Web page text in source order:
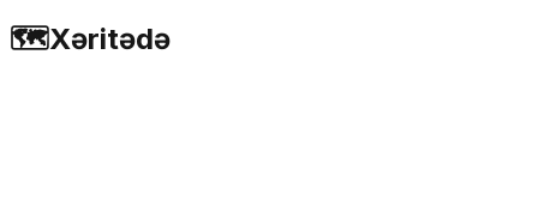
🗺️Xəritədə